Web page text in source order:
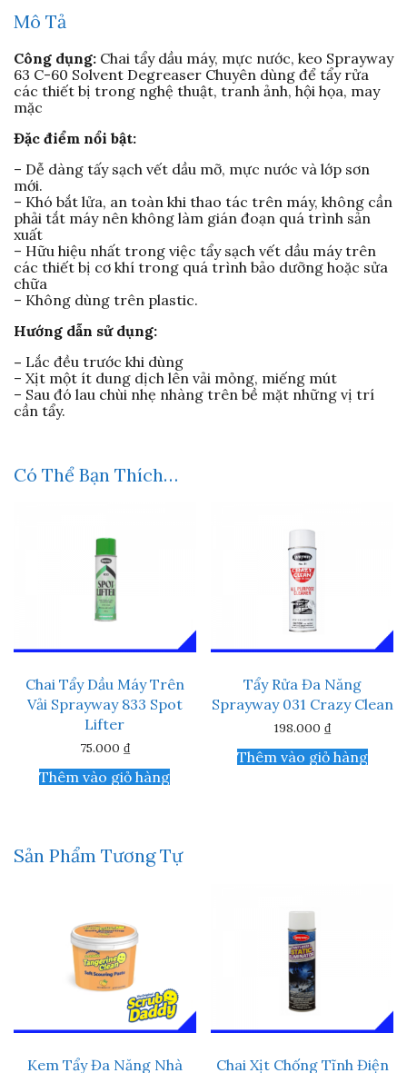
lượng
Mô Tả
Công dụng: Chai tẩy dầu máy, mực nước, keo Sprayway
63 C-60 Solvent Degreaser Chuyên dùng để tẩy rửa
các thiết bị trong nghệ thuật, tranh ảnh, hội họa, may
mặc
Đặc điểm nổi bật:
– Dễ dàng tấy sạch vết dầu mỡ, mực nước và lớp sơn
mới.
– Khó bắt lửa, an toàn khi thao tác trên máy, không cần
phải tắt máy nên không làm gián đoạn quá trình sản
xuất
– Hữu hiệu nhất trong việc tẩy sạch vết dầu máy trên
các thiết bị cơ khí trong quá trình bảo dưỡng hoặc sửa
chữa
– Không dùng trên plastic.
Hướng dẫn sử dụng:
– Lắc đều trước khi dùng
– Xịt một ít dung dịch lên vải mỏng, miếng mút
– Sau đó lau chùi nhẹ nhàng trên bề mặt những vị trí
cần tẩy.
Có Thể Bạn Thích…
Chai Tẩy Dầu Máy Trên
Vải Sprayway 833 Spot
Lifter
75.000 ₫
Thêm vào giỏ hàng
Tẩy Rửa Đa Năng
Sprayway 031 Crazy Clean
198.000 ₫
Thêm vào giỏ hàng
Sản Phẩm Tương Tự
Kem Tẩy Đa Năng Nhà Chai Xịt Chống Tĩnh Điện